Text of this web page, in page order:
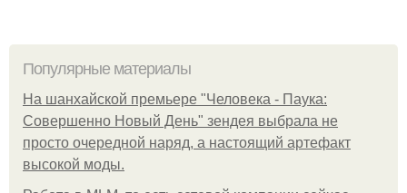
Популярные материалы
На шанхайской премьере "Человека - Паука:
Совершенно Новый День" зендея выбрала не
просто очередной наряд, а настоящий артефакт
высокой моды.